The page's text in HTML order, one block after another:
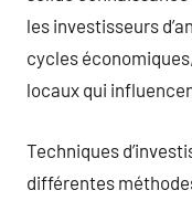
les investisseurs
cycles
locaux qui
Techniques
différentes